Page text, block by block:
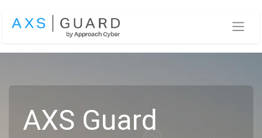
AXS Guard